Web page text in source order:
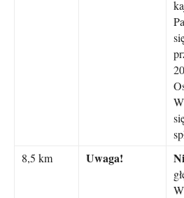
8,5 km
Uwaga!